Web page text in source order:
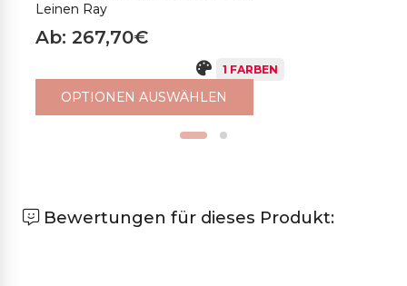
Leinen Ray
Ab: 267,70€
1 FARBEN
OPTIONEN AUSWÄHLEN
Bewertungen für dieses Produkt: